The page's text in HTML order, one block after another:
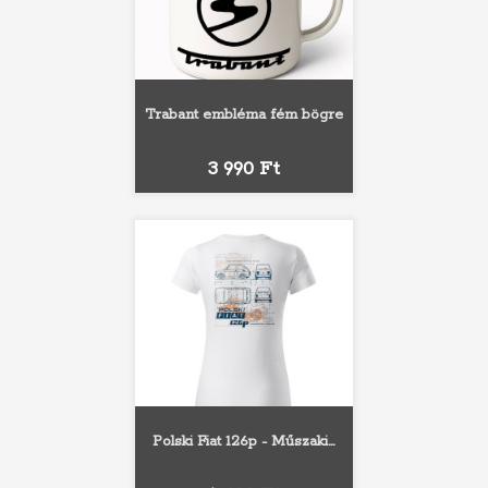
Trabant embléma fém bögre
Ár
3 990 Ft
Polski Fiat 126p - Műszaki...